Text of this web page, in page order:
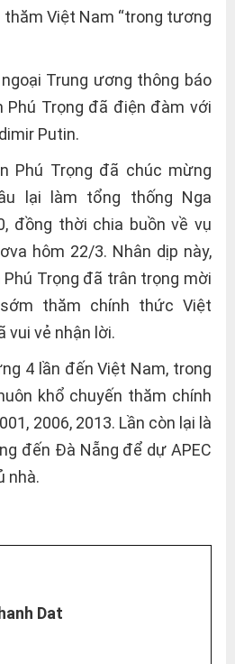
Việt Nam “trong tương
Trung ương thông báo
Phú Trọng đã điện đàm với
Putin.
Phú Trọng đã chúc mừng
lại làm tổng thống Nga
đồng thời chia buồn về vụ
hôm 22/3. Nhân dịp này,
Trọng đã trân trọng mời
thăm chính thức Việt
vui vẻ nhận lời.
4 lần đến Việt Nam, trong
khổ chuyến thăm chính
2006, 2013. Lần còn lại là
đến Đà Nẵng để dự APEC
nhà.
Dat